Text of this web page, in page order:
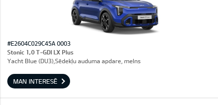
#E2604C029C45A 0003
Stonic 1,0 T-GDI LX Plus
Yacht Blue (DU3),Sēdekļu auduma apdare, melns
MAN INTERESĒ